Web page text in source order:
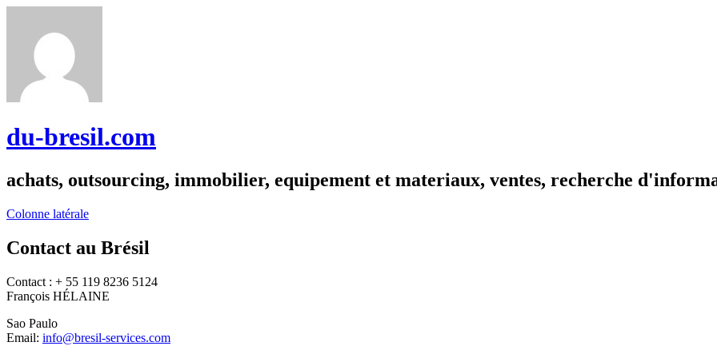
du-bresil.com
achats, outsourcing, immobilier, equipement et materiaux, ventes, recherche
Colonne latérale
Contact au Brésil
Contact : + 55 119 8236 5124
François HÉLAINE
Sao Paulo
Email: info@bresil-services.com